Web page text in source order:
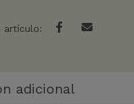
artículo:
adicional